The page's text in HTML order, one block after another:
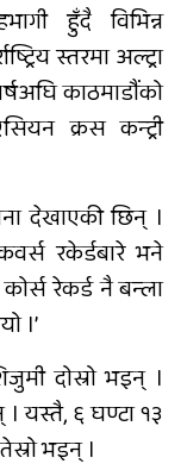
हुँदै विभिन्न
स्तरमा अल्ट्रा
काठमाडौंको
क्रस कन्ट्री
देखाएकी छिन् ।
रकेर्डबारे भने
रेकर्ड नै बन्ला
।’
दोस्रो भइन् ।
यस्तै, ६ घण्टा १३
भइन् ।